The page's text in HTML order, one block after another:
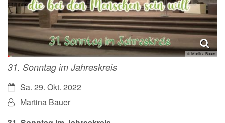
© Martina Bauer
31. Sonntag im Jahreskreis
Datum:Sa. 29. Okt. 2022
Von:Martina Bauer